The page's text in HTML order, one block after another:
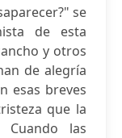
se
de esta
y otros
de alegría
esas breves
que la
las